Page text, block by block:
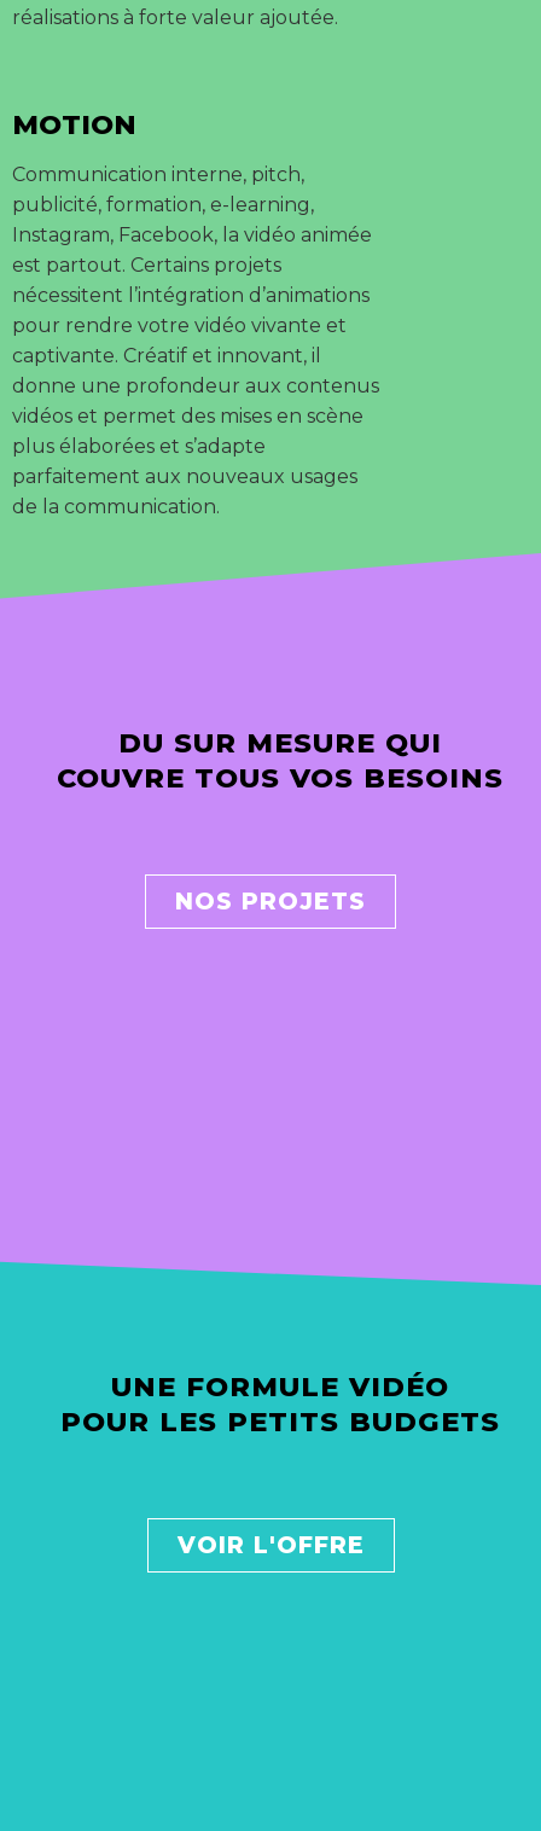
réalisations à forte valeur ajoutée.
MOTION
Communication interne, pitch,
publicité, formation, e-learning,
Instagram, Facebook, la vidéo animée
est partout. Certains projets
nécessitent l’intégration d’animations
pour rendre votre vidéo vivante et
captivante. Créatif et innovant, il
donne une profondeur aux contenus
vidéos et permet des mises en scène
plus élaborées et s’adapte
parfaitement aux nouveaux usages
de la communication.
DU SUR MESURE QUI
COUVRE TOUS VOS BESOINS
NOS PROJETS
UNE FORMULE VIDÉO
POUR LES PETITS BUDGETS
VOIR L'OFFRE